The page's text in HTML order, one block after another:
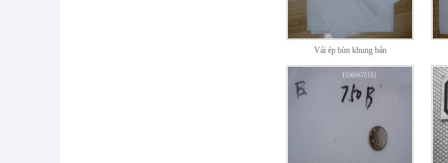
Vải ép bùn khung bản